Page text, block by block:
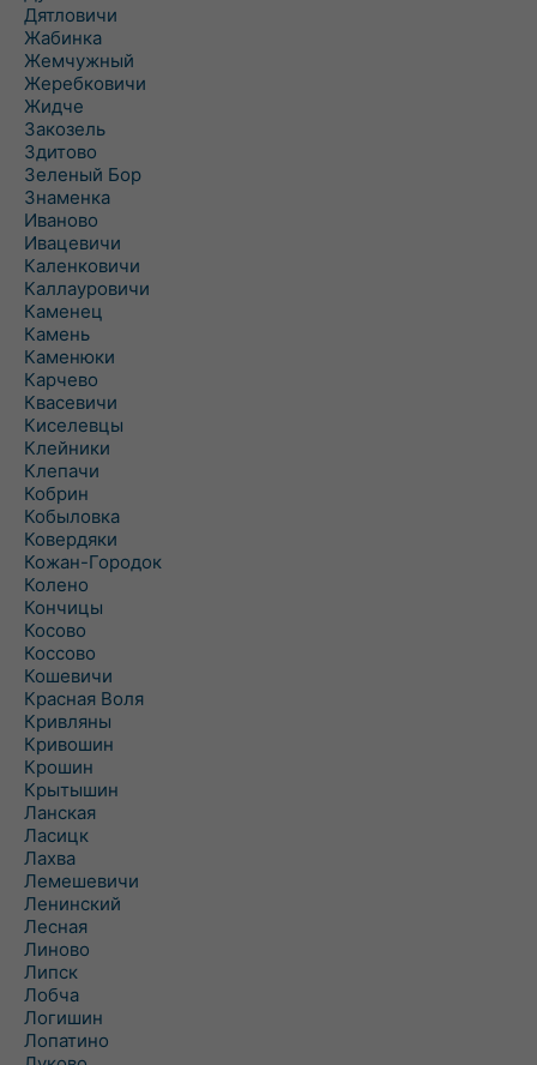
Дятловичи
Жабинка
Жемчужный
Жеребковичи
Жидче
Закозель
Здитово
Зеленый Бор
Знаменка
Иваново
Ивацевичи
Каленковичи
Каллауровичи
Каменец
Камень
Каменюки
Карчево
Квасевичи
Киселевцы
Клейники
Клепачи
Кобрин
Кобыловка
Ковердяки
Кожан-Городок
Колено
Кончицы
Косово
Коссово
Кошевичи
Красная Воля
Кривляны
Кривошин
Крошин
Крытышин
Ланская
Ласицк
Лахва
Лемешевичи
Ленинский
Лесная
Линово
Липск
Лобча
Логишин
Лопатино